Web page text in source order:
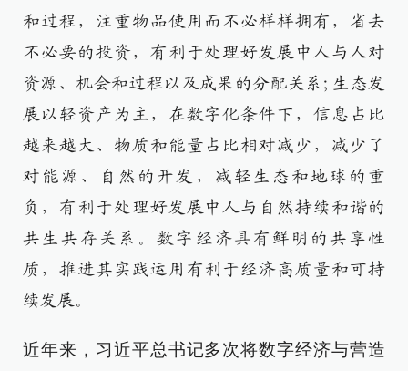
和过程，注重物品使用而不必样样拥有，省去
不必要的投资，有利于处理好发展中人与人对
资源、机会和过程以及成果的分配关系;生态发
展以轻资产为主，在数字化条件下，信息占比
越来越大、物质和能量占比相对减少，减少了
对能源、自然的开发，减轻生态和地球的重
负，有利于处理好发展中人与自然持续和谐的
共生共存关系。数字经济具有鲜明的共享性
质，推进其实践运用有利于经济高质量和可持
续发展。
近年来，习近平总书记多次将数字经济与营造